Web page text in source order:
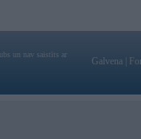
un nav saistīts ar
Galvena